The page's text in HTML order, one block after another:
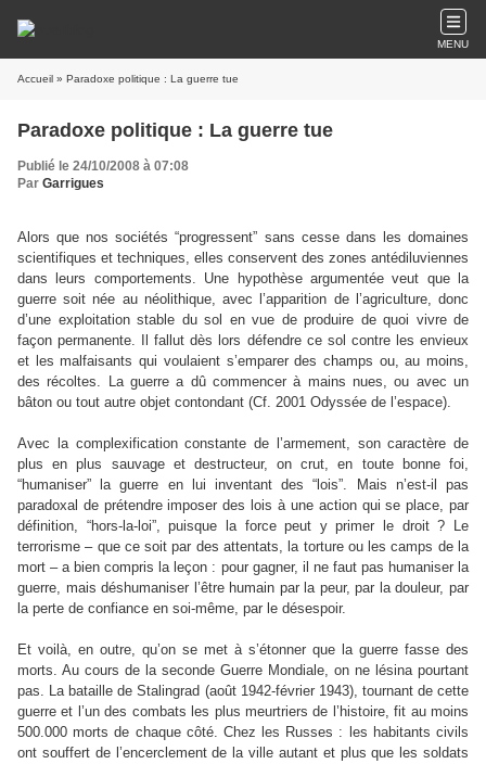
MENU
Accueil » Paradoxe politique : La guerre tue
Paradoxe politique : La guerre tue
Publié le 24/10/2008 à 07:08
Par Garrigues
Alors que nos sociétés “progressent” sans cesse dans les domaines
scientifiques et techniques, elles conservent des zones antédiluviennes
dans leurs comportements. Une hypothèse argumentée veut que la
guerre soit née au néolithique, avec l’apparition de l’agriculture, donc
d’une exploitation stable du sol en vue de produire de quoi vivre de
façon permanente. Il fallut dès lors défendre ce sol contre les envieux
et les malfaisants qui voulaient s’emparer des champs ou, au moins,
des récoltes. La guerre a dû commencer à mains nues, ou avec un
bâton ou tout autre objet contondant (Cf. 2001 Odyssée de l’espace).
Avec la complexification constante de l’armement, son caractère de
plus en plus sauvage et destructeur, on crut, en toute bonne foi,
“humaniser” la guerre en lui inventant des “lois”. Mais n’est-il pas
paradoxal de prétendre imposer des lois à une action qui se place, par
définition, “hors-la-loi”, puisque la force peut y primer le droit ? Le
terrorisme – que ce soit par des attentats, la torture ou les camps de la
mort – a bien compris la leçon : pour gagner, il ne faut pas humaniser la
guerre, mais déshumaniser l’être humain par la peur, par la douleur, par
la perte de confiance en soi-même, par le désespoir.
Et voilà, en outre, qu’on se met à s’étonner que la guerre fasse des
morts. Au cours de la seconde Guerre Mondiale, on ne lésina pourtant
pas. La bataille de Stalingrad (août 1942-février 1943), tournant de cette
guerre et l’un des combats les plus meurtriers de l’histoire, fit au moins
500.000 morts de chaque côté. Chez les Russes : les habitants civils
ont souffert de l’encerclement de la ville autant et plus que les soldats